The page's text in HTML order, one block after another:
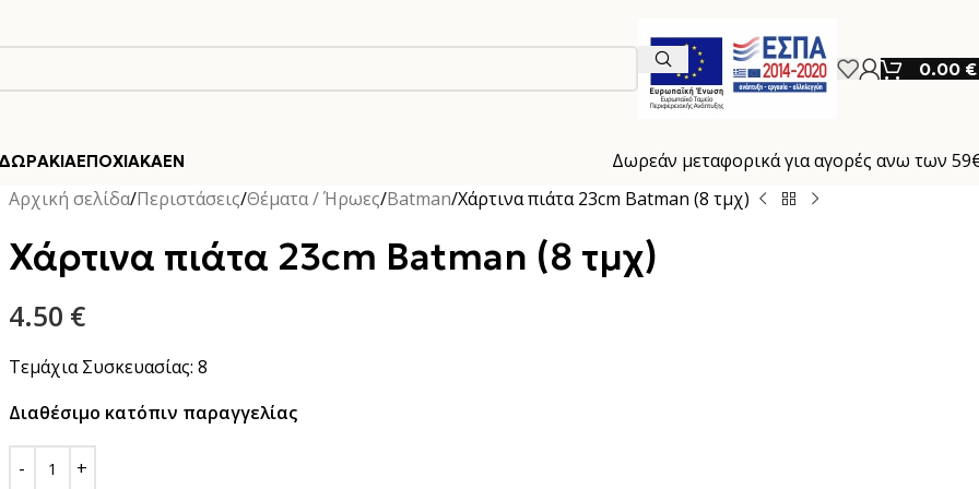
0.00 €
ΔΩΡΆΚΙΑΕΠΟΧΙΑΚΆEN
Δωρεάν μεταφορικά για αγορές ανω των
Αρχική σελίδα Περιστάσεις Θέματα / Ήρωες Batman Χάρτινα πιάτα 23cm Batman (8 τμχ)
Χάρτινα πιάτα 23cm Batman (8 τμχ)
4.50 €
Τεμάχια Συσκευασίας: 8
Διαθέσιμο κατόπιν παραγγελίας